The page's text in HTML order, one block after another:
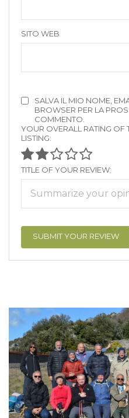
SITO WEB
SALVA IL MIO NOME,
BROWSER PER LA
COMMENTO.
YOUR OVERALL RATING OF
LISTING:
TITLE OF YOUR REVIEW: